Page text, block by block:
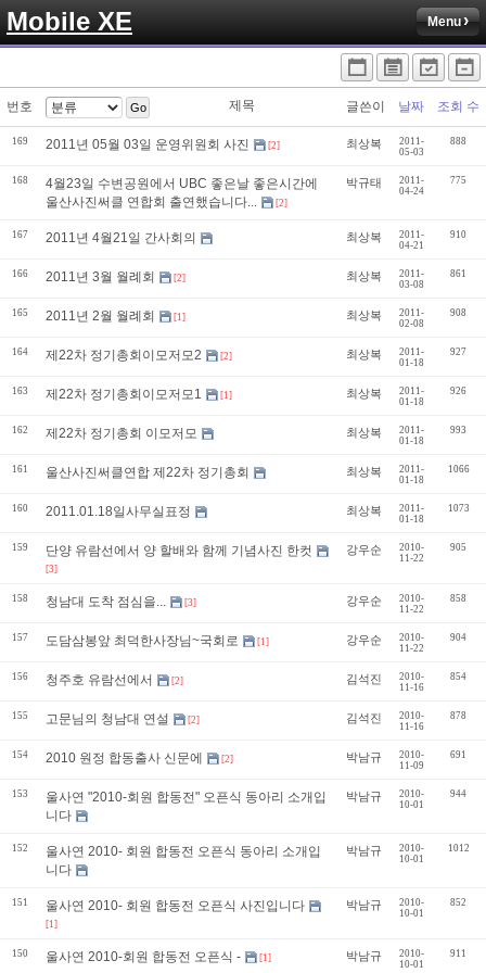
Mobile XE Menu
번호 Go 제목 글쓴이 날짜 조회 수
169 2011년 05월 03일 운영위원회 사진 [2] 최상복
2011-
05-03
888
168
4월23일 수변공원에서 UBC 좋은날 좋은시간에
울산사진써클 연합회 출연했습니다...
[2]
박규태
2011-
04-24
775
167 2011년 4월21일 간사회의 최상복
2011-
04-21
910
166 2011년 3월 월례회 [2] 최상복
2011-
03-08
861
165 2011년 2월 월례회 [1] 최상복
2011-
02-08
908
164 제22차 정기총회이모저모2 [2] 최상복
2011-
01-18
927
163 제22차 정기총회이모저모1 [1] 최상복
2011-
01-18
926
162 제22차 정기총회 이모저모 최상복
2011-
01-18
993
161 울산사진써클연합 제22차 정기총회 최상복
2011-
01-18
1066
160 2011.01.18일사무실표정 최상복
2011-
01-18
1073
159 단양 유람선에서 양 할배와 함께 기념사진 한컷
[3]
강우순
2010-
11-22
905
158 청남대 도착 점심을... [3] 강우순
2010-
11-22
858
157 도담삼봉앞 최덕한사장님~국회로 [1] 강우순
2010-
11-22
904
156 청주호 유람선에서 [2] 김석진
2010-
11-16
854
155 고문님의 청남대 연설 [2] 김석진
2010-
11-16
878
154 2010 원정 합동출사 신문에 [2] 박남규
2010-
11-09
691
153
울사연 "2010-회원 합동전" 오픈식 동아리 소개입
니다
박남규
2010-
10-01
944
152
울사연 2010- 회원 합동전 오픈식 동아리 소개입
니다
박남규
2010-
10-01
1012
151 울사연 2010- 회원 합동전 오픈식 사진입니다
[1]
박남규
2010-
10-01
852
150 울사연 2010-회원 합동전 오픈식 - [1] 박남규
2010-
10-01
911